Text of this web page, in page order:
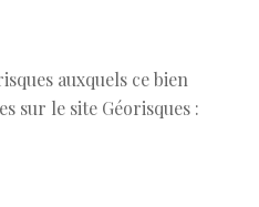
auxquels ce bien
sur le site Géorisques :